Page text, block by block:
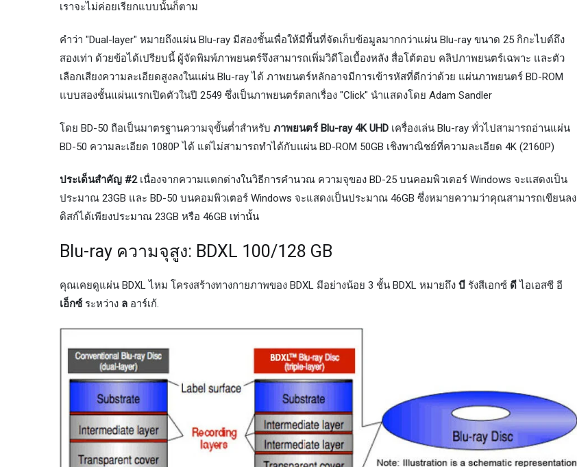
เราจะไม่ค่อยเรียกแบบนั้นก็ตาม
คำว่า "Dual-layer" หมายถึงแผ่น Blu-ray มีสองชั้นเพื่อให้มีพื้นที่จัดเก็บข้อมูลมากกว่าแผ่น Blu-ray ขนาด 25 กิกะไบต์ถึง
สองเท่า ด้วยข้อได้เปรียบนี้ ผู้จัดพิมพ์ภาพยนตร์จึงสามารถเพิ่มวิดีโอเบื้องหลัง สื่อโต้ตอบ คลิปภาพยนตร์เฉพาะ และตัว
เลือกเสียงความละเอียดสูงลงในแผ่น Blu-ray ได้ ภาพยนตร์หลักอาจมีการเข้ารหัสที่ดีกว่าด้วย แผ่นภาพยนตร์ BD-ROM
แบบสองชั้นแผ่นแรกเปิดตัวในปี 2549 ซึ่งเป็นภาพยนตร์ตลกเรื่อง "Click" นำแสดงโดย Adam Sandler
โดย BD-50 ถือเป็นมาตรฐานความจุขั้นต่ำสำหรับ ภาพยนตร์ Blu-ray 4K UHD เครื่องเล่น Blu-ray ทั่วไปสามารถอ่านแผ่น
BD-50 ความละเอียด 1080P ได้ แต่ไม่สามารถทำได้กับแผ่น BD-ROM 50GB เชิงพาณิชย์ที่ความละเอียด 4K (2160P)
ประเด็นสำคัญ #2เนื่องจากความแตกต่างในวิธีการคำนวณ ความจุของ BD-25 บนคอมพิวเตอร์ Windows จะแสดงเป็น
ประมาณ 23GB และ BD-50 บนคอมพิวเตอร์ Windows จะแสดงเป็นประมาณ 46GB ซึ่งหมายความว่าคุณสามารถเขียนลง
ดิสก์ได้เพียงประมาณ 23GB หรือ 46GB เท่านั้น
Blu-ray ความจุสูง: BDXL 100/128 GB
คุณเคยดูแผ่น BDXL ไหม โครงสร้างทางกายภาพของ BDXL มีอย่างน้อย 3 ชั้น BDXL หมายถึง บี รังสีเอกซ์ ดีไอเอสซี อี
เอ็กซ์ระหว่าง ล อาร์เก้.